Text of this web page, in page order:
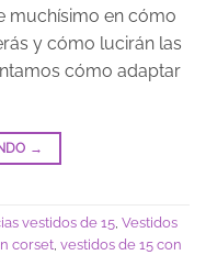
muchísimo en cómo
y cómo lucirán las
cómo adaptar
→
vestidos de 15, Vestidos
corset, vestidos de 15 con